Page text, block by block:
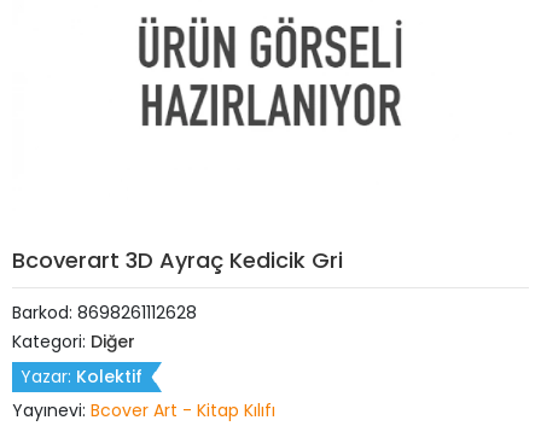
Bcoverart 3D Ayraç Kedicik Gri
Barkod: 8698261112628
Kategori: Diğer
Yazar: Kolektif
Yayınevi: Bcover Art - Kitap Kılıfı